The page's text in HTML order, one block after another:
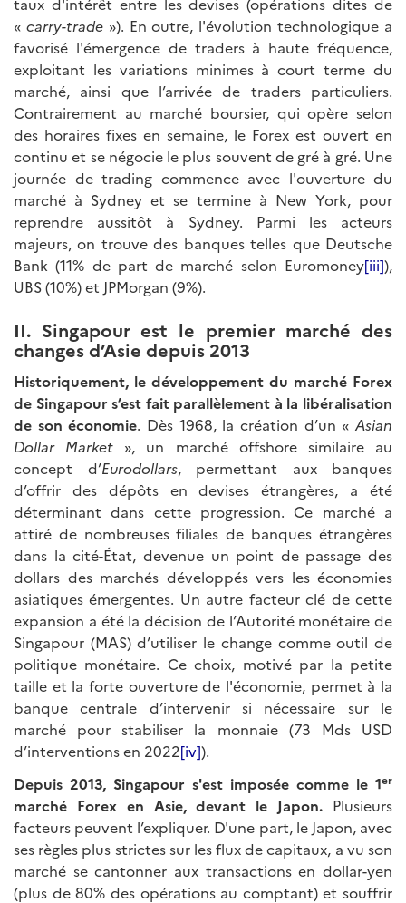
« carry-trade»). En outre, l'évolution technologique a
favorisé l'émergence de traders à haute fréquence,
exploitant les variations minimes à court terme du
marché, ainsi que l’arrivée de traders particuliers.
Contrairement au marché boursier, qui opère selon
des horaires fixes en semaine, le Forex est ouvert en
continu et se négocie le plus souvent de gré à gré. Une
journée de trading commence avec l'ouverture du
marché à Sydney et se termine à New York, pour
reprendre aussitôt à Sydney. Parmi les acteurs
majeurs, on trouve des banques telles que Deutsche
Bank (11% de part de marché selon Euromoney[iii]),
UBS (10%) et JPMorgan (9%).
II. Singapour est le premier marché des
changes d’Asie depuis 2013
Historiquement, le développement du marché Forex
de Singapour s’est fait parallèlement à la libéralisation
de son économie. Dès 1968, la création d’un «Asian
Dollar Market », un marché offshore similaire au
concept d’Eurodollars, permettant aux banques
d’offrir des dépôts en devises étrangères, a été
déterminant dans cette progression. Ce marché a
attiré de nombreuses filiales de banques étrangères
dans la cité-État, devenue un point de passage des
dollars des marchés développés vers les économies
asiatiques émergentes. Un autre facteur clé de cette
expansion a été la décision de l’Autorité monétaire de
Singapour (MAS) d’utiliser le change comme outil de
politique monétaire. Ce choix, motivé par la petite
taille et la forte ouverture de l'économie, permet à la
banque centrale d’intervenir si nécessaire sur le
marché pour stabiliser la monnaie (73 Mds USD
d’interventions en 2022[iv]).
Depuis 2013, Singapour s'est imposée comme le 1er
marché Forex en Asie, devant le Japon. Plusieurs
facteurs peuvent l’expliquer. D'une part, le Japon, avec
ses règles plus strictes sur les flux de capitaux, a vu son
marché se cantonner aux transactions en dollar-yen
(plus de 80% des opérations au comptant) et souffrir